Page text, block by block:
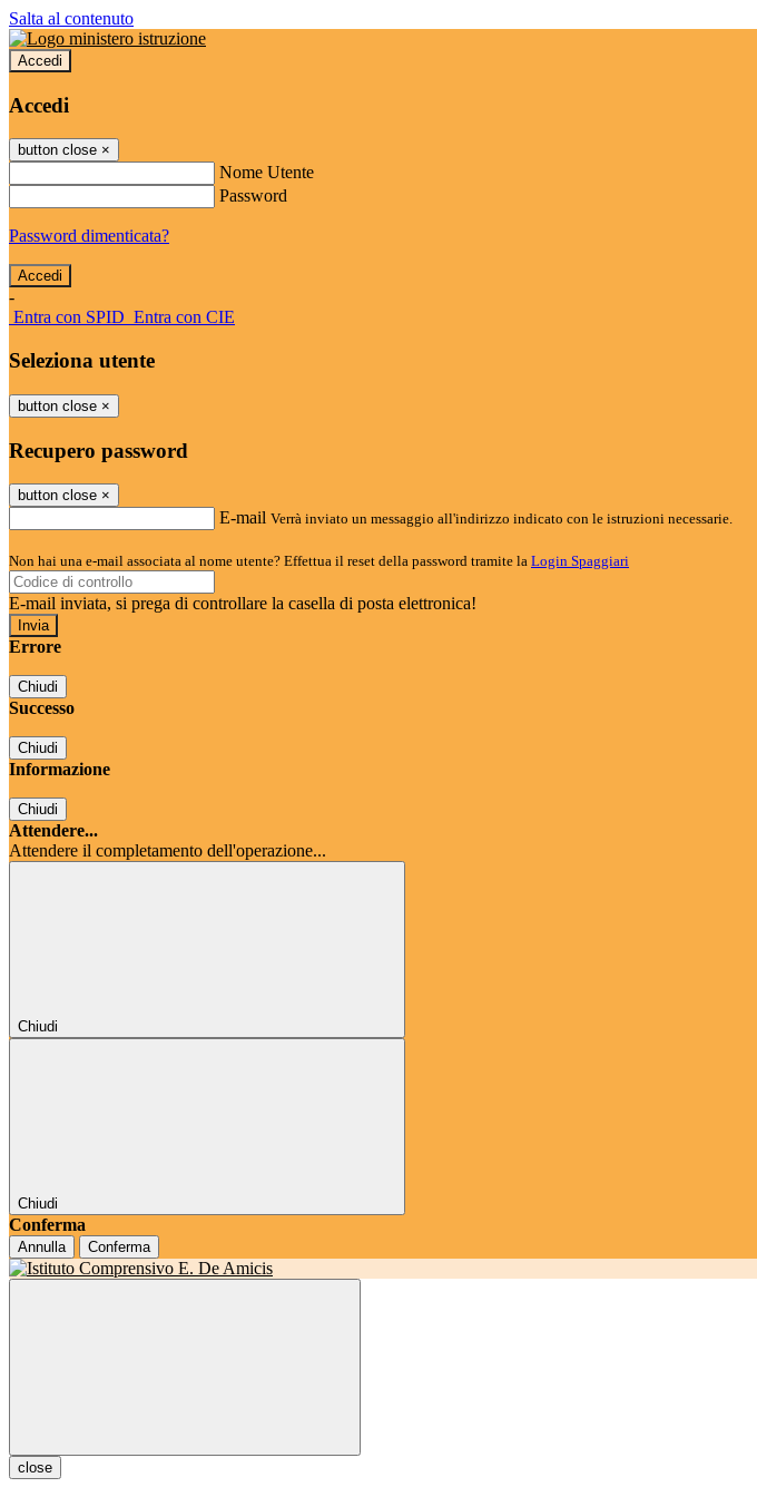
Salta al contenuto
Accedi
Accedi
button close ×
Nome Utente
Password
Password dimenticata?
-
Entra con SPID Entra con CIE
Seleziona utente
button close ×
Recupero password
button close ×
E-mail Verrà inviato un messaggio all'indirizzo indicato con le istruzioni necessarie.
Non hai una e-mail associata al nome utente? Effettua il reset della password tramite la Login Spaggiari
E-mail inviata, si prega di controllare la casella di posta elettronica!
Errore
Chiudi
Successo
Chiudi
Informazione
Chiudi
Attendere...
Attendere il completamento dell'operazione...
Chiudi
Chiudi
Conferma
Annulla Conferma
close